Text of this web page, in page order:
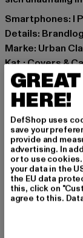
Smartphones: I
Details:
Marke: Urban
Kat.: Covers &
Farbe: schwarz
Hersteller
Art.Nr:
Hersteller: TB
Dr.-Robert-
DE
HERE!
DefShop uses
save your
provide and
advertising. In
or to use
your data in the
the EU data
this, click on
agree to this.